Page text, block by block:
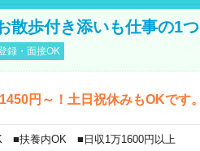
散歩付き添いも仕事の1つ
録・面接OK
円～！土日祝休みもOKです。
■扶養内OK ■日収1万1600円以上